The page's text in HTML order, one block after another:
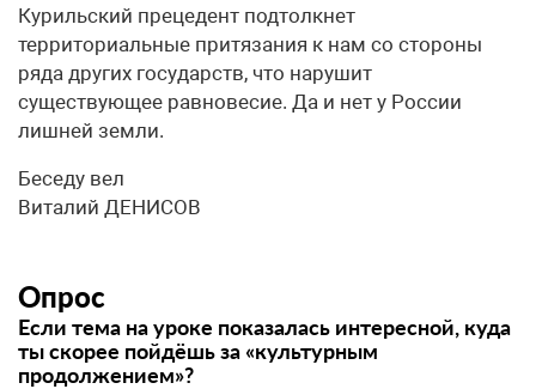
Курильский прецедент подтолкнет
территориальные притязания к нам со стороны
ряда других государств, что нарушит
существующее равновесие. Да и нет у России
лишней земли.
Беседу вел
Виталий ДЕНИСОВ
Опрос
Если тема на уроке показалась интересной, куда
ты скорее пойдёшь за «культурным
продолжением»?